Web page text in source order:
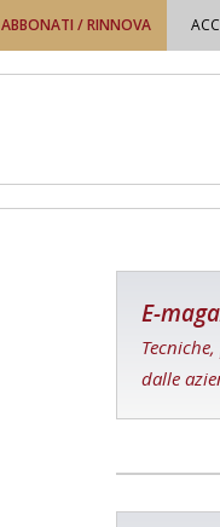
ABBONATI / RINNOVA
E-
dalle